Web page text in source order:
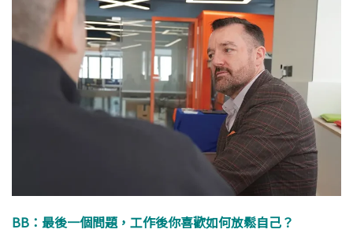
BB：最後一個問題，工作後你喜歡如何放鬆自己？